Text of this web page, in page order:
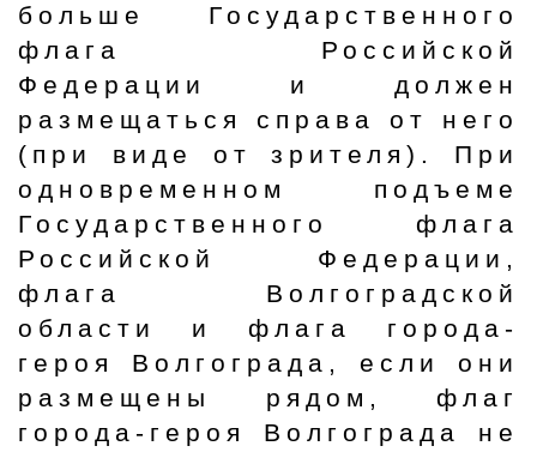
больше Государственного
флага Российской
Федерации и должен
размещаться справа от него
(при виде от зрителя). При
одновременном подъеме
Государственного флага
Российской Федерации,
флага Волгоградской
области и флага города-
героя Волгограда, если они
размещены рядом, флаг
города-героя Волгограда не